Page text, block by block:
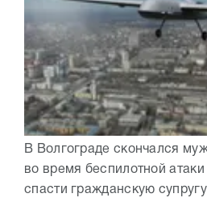
В Волгограде скончался
во время беспилотной
спасти гражданскую